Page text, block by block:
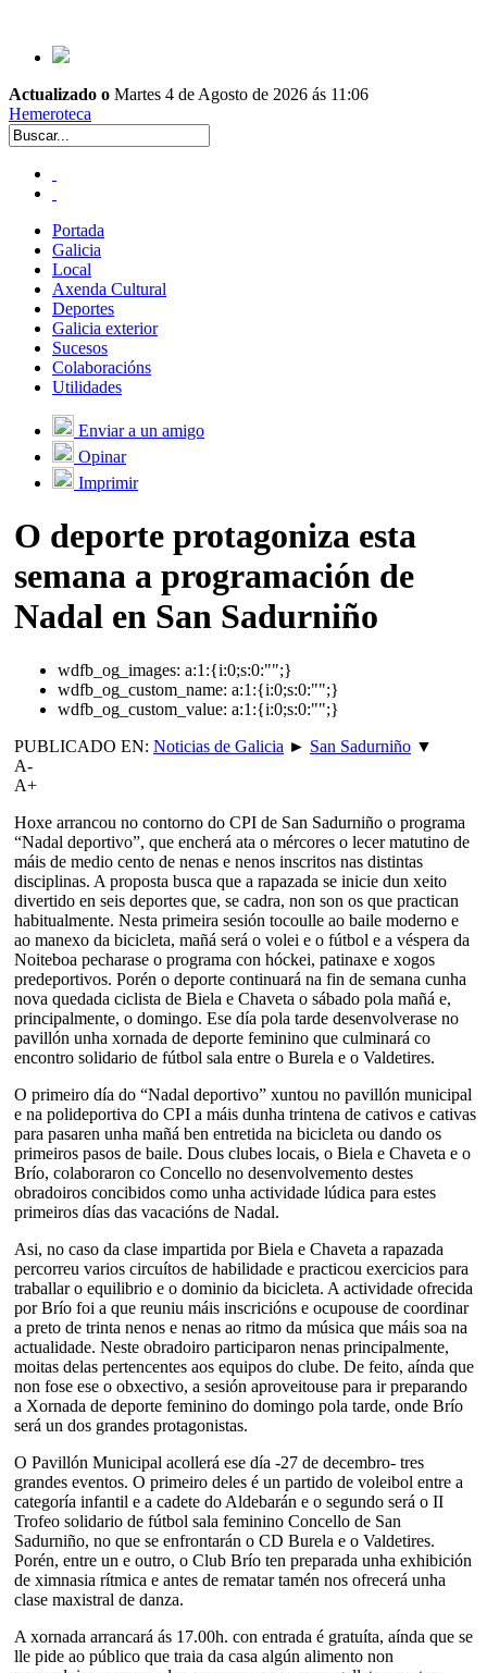
Actualizado o Martes 4 de Agosto de 2026 ás 11:06
Hemeroteca
Portada
Galicia
Local
Axenda Cultural
Deportes
Galicia exterior
Sucesos
Colaboracións
Utilidades
Enviar a un amigo
Opinar
Imprimir
O deporte protagoniza esta
semana a programación de
Nadal en San Sadurniño
wdfb_og_images: a:1:{i:0;s:0:"";}
wdfb_og_custom_name: a:1:{i:0;s:0:"";}
wdfb_og_custom_value: a:1:{i:0;s:0:"";}
PUBLICADO EN: Noticias de Galicia ► San Sadurniño ▼
A-
A+
Hoxe arrancou no contorno do CPI de San Sadurniño o programa
“Nadal deportivo”, que encherá ata o mércores o lecer matutino de
máis de medio cento de nenas e nenos inscritos nas distintas
disciplinas. A proposta busca que a rapazada se inicie dun xeito
divertido en seis deportes que, se cadra, non son os que practican
habitualmente. Nesta primeira sesión tocoulle ao baile moderno e
ao manexo da bicicleta, mañá será o volei e o fútbol e a véspera da
Noiteboa pecharase o programa con hóckei, patinaxe e xogos
predeportivos. Porén o deporte continuará na fin de semana cunha
nova quedada ciclista de Biela e Chaveta o sábado pola mañá e,
principalmente, o domingo. Ese día pola tarde desenvolverase no
pavillón unha xornada de deporte feminino que culminará co
encontro solidario de fútbol sala entre o Burela e o Valdetires.
O primeiro día do “Nadal deportivo” xuntou no pavillón municipal
e na polideportiva do CPI a máis dunha trintena de cativos e cativas
para pasaren unha mañá ben entretida na bicicleta ou dando os
primeiros pasos de baile. Dous clubes locais, o Biela e Chaveta e o
Brío, colaboraron co Concello no desenvolvemento destes
obradoiros concibidos como unha actividade lúdica para estes
primeiros días das vacacións de Nadal.
Asi, no caso da clase impartida por Biela e Chaveta a rapazada
percorreu varios circuítos de habilidade e practicou exercicios para
traballar o equilibrio e o dominio da bicicleta. A actividade ofrecida
por Brío foi a que reuniu máis inscricións e ocupouse de coordinar
a preto de trinta nenos e nenas ao ritmo da música que máis soa na
actualidade. Neste obradoiro participaron nenas principalmente,
moitas delas pertencentes aos equipos do clube. De feito, aínda que
non fose ese o obxectivo, a sesión aproveitouse para ir preparando
a Xornada de deporte feminino do domingo pola tarde, onde Brío
será un dos grandes protagonistas.
O Pavillón Municipal acollerá ese día -27 de decembro- tres
grandes eventos. O primeiro deles é un partido de voleibol entre a
categoría infantil e a cadete do Aldebarán e o segundo será o II
Trofeo solidario de fútbol sala feminino Concello de San
Sadurniño, no que se enfrontarán o CD Burela e o Valdetires.
Porén, entre un e outro, o Club Brío ten preparada unha exhibición
de ximnasia rítmica e antes de rematar tamén nos ofrecerá unha
clase maxistral de danza.
A xornada arrancará ás 17.00h. con entrada é gratuíta, aínda que se
lle pide ao público que traia da casa algún alimento non